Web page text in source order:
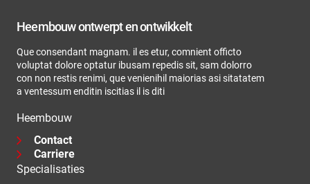
Heembouw ontwerpt en ontwikkelt
Que consendant magnam. il es etur, comnient officto
voluptat dolore optatur ibusam repedis sit, sam dolorro
con non restis renimi, que venienihil maiorias asi sitatatem
a ventessum enditin iscitias il is diti
Heembouw
Contact
Carriere
Specialisaties